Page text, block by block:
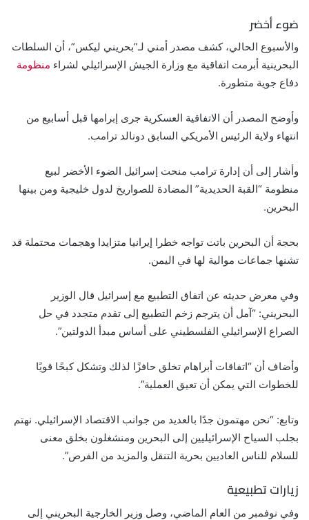
ضوء أخضر
والأسبوع الحالي، كشف مصدر أمني لـ”بحريني ليكس”، أن السلطات
البحرينية أبرمت اتفاقية مع وزارة الجيش الإسرائيلي لشراء منظومة
دفاع جوية متطورة.
وأوضح المصدر أن الاتفاقية العسكرية جرى إبرامها قبل أسابيع من
انتهاء ولاية الرئيس الأمريكي السابق دونالد ترامب.
وأشار إلى أن إدارة ترامب منحت إسرائيل الضوء الأخضر لبيع
منظومة “القبة الحديدية” المضادة للصواريخ لدول خليجية ومن بينها
البحرين.
بحجة أن البحرين باتت تواجه خطرا إيرانيا متزايدا وهجمات محتملة قد
تشنها جماعات موالية لها في اليمن.
وفي معرض حديثه عن اتفاق التطبيع مع إسرائيل قال الوزير
البحريني: “آمل أن يترجم زخم التطبيع إلى تقدم متجدد في حل
الصراع الإسرائيلي الفلسطيني على أساس مبدأ الدولتين”.
وأضاف أن “اتفاقات أبراهام تخلق حافزًا لذلك وتشكل كبحًا قويًا
للخطوات التي يمكن أن تعيق العملية”.
وتابع: “نحن مهتمون جدًا بالعديد من جوانب الاقتصاد الإسرائيلي. نهتم
بجلب السياح الإسرائيليين إلى البحرين ومنشغلون بخلق معنى
للسلام للناس العاديين بحرية التنقل والمزيد من الفرص”.
زيارات تطبيعية
وفي نوفمبر من العام الماضي، وصل وزير الخارجية البحريني إلى